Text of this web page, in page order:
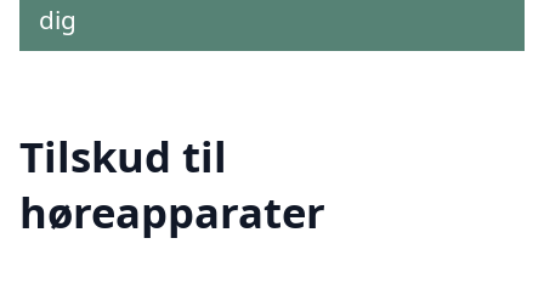
dig
Tilskud til
høreapparater